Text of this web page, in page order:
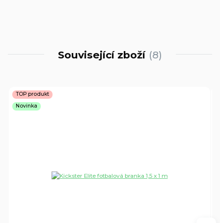
Související zboží 8
TOP produkt
Novinka